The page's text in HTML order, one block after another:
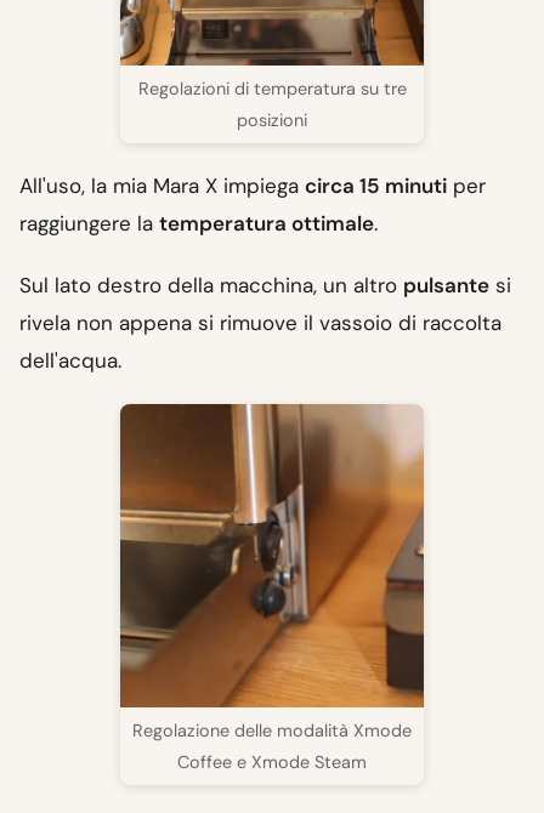
Regolazioni di temperatura su tre
posizioni
All'uso, la mia Mara X impiega circa 15 minuti per
raggiungere la temperatura ottimale.
Sul lato destro della macchina, un altro pulsante si
rivela non appena si rimuove il vassoio di raccolta
dell'acqua.
Regolazione delle modalità Xmode
Coffee e Xmode Steam